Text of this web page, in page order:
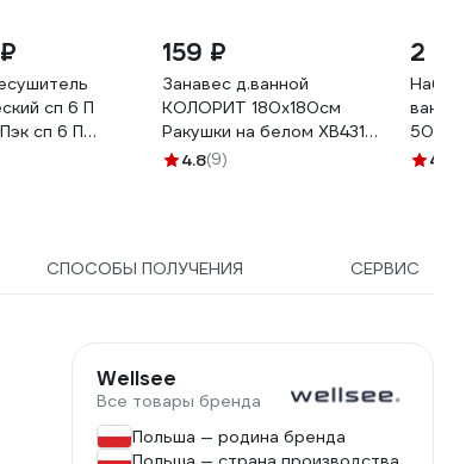
сп 6 П
сп 6 П
159 ₽
Занавес д.ванной
КОЛОРИТ 180x180см
Ракушки на белом ХВ4317
0-00/09-11
4.8(9)
2
Набор
50х80
4.9
СПОСОБЫ ПОЛУЧЕНИЯ СЕРВИС
Wellsee
Все товары бренда
Польша — родина бренда